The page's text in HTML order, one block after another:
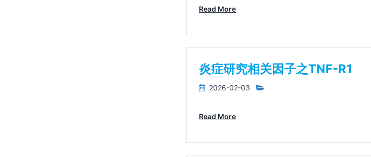
Read More
炎症研究相关因子之TNF-R1
2026-02-03
Read More